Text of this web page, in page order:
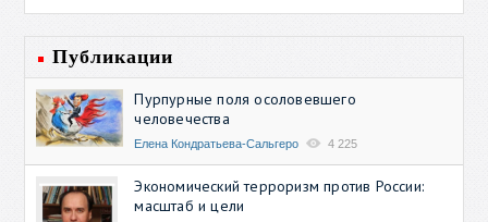
Публикации
Пурпурные поля осоловевшего
человечества
Елена Кондратьева-Сальгеро 4 225
Экономический терроризм против России:
масштаб и цели